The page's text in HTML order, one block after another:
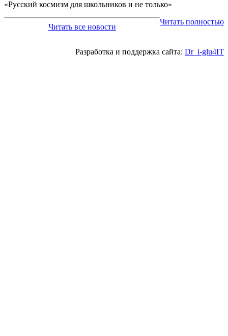
«Русский космизм для школьников и не только»
Читать полностью
Читать все новости
Разработка и поддержка сайта: Dr_i-glu4IT